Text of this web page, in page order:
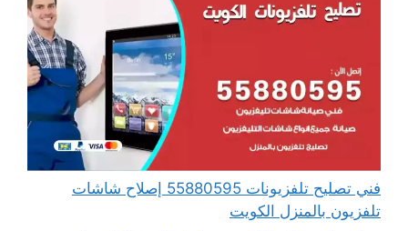
فني تصليح تلفزيونات 55880595 إصلاح شاشات
تلفزيون بالمنزل الكويت